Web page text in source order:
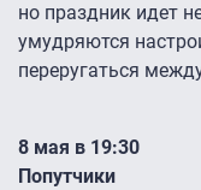
но праздник идет
умудряются
переругаться
8 мая в 19:30
Попутчики